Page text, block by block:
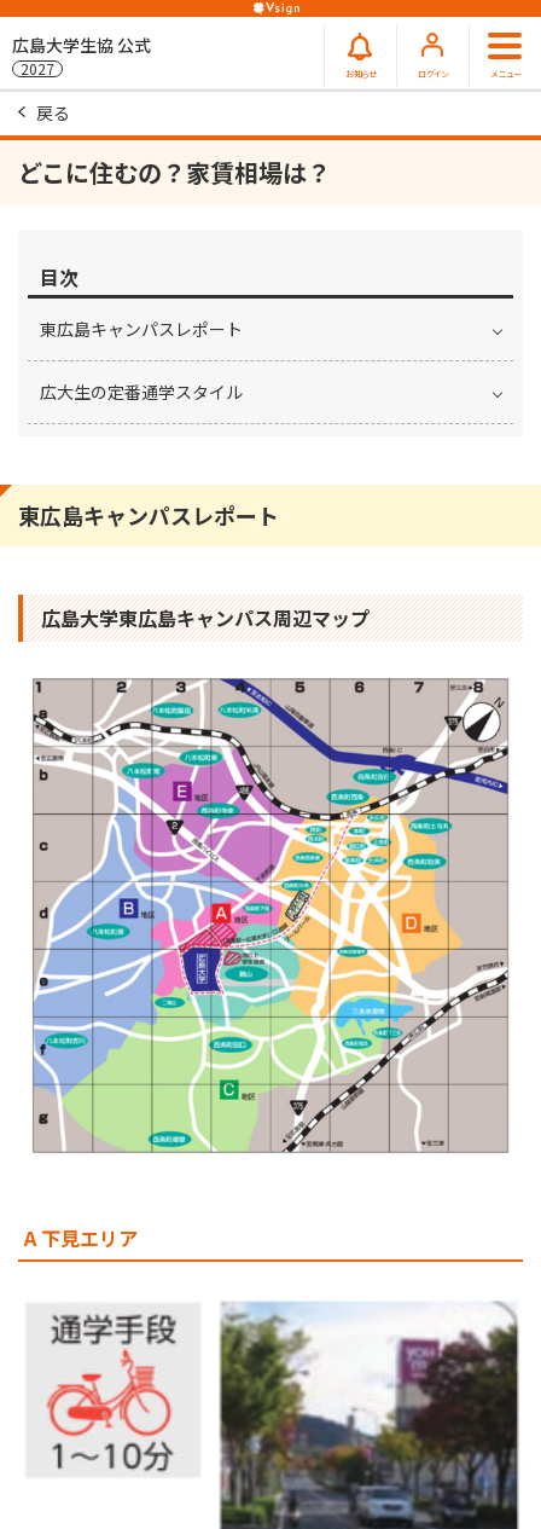
広島大学生協 公式
2027 お知らせ ログイン メニュー
戻る
どこに住むの？家賃相場は？
目次
東広島キャンパスレポート
広大生の定番通学スタイル
東広島キャンパスレポート
広島大学東広島キャンパス周辺マップ
A 下見エリア